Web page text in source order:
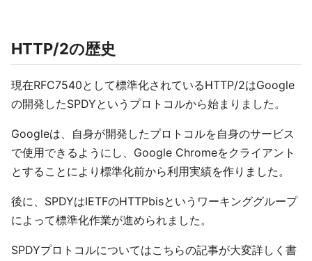
HTTP/2の歴史
現在RFC7540として標準化されているHTTP/2はGoogle
の開発したSPDYというプロトコルから始まりました。
Googleは、自身が開発したプロトコルを自身のサービス
で使用できるようにし、Google Chromeをクライアント
とすることにより標準化前から利用実績を作りました。
後に、SPDYはIETFのHTTPbisというワーキンググループ
によって標準化作業が進められました。
SPDYプロトコルについてはこちらの記事が大変詳しく書